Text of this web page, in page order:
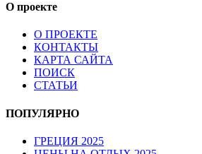
О проекте
О ПРОЕКТЕ
КОНТАКТЫ
КАРТА САЙТА
ПОИСК
СТАТЬИ
ПОПУЛЯРНО
ГРЕЦИЯ 2025